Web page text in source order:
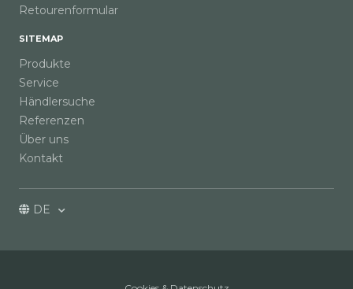
Retourenformular
SITEMAP
Produkte
Service
Händlersuche
Referenzen
Über uns
Kontakt
DE